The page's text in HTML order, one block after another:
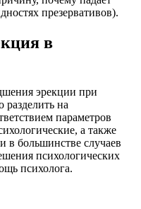
презервативов).
в
эрекции при
на
параметров
а также
в большинстве случаев
психологических
психолога.